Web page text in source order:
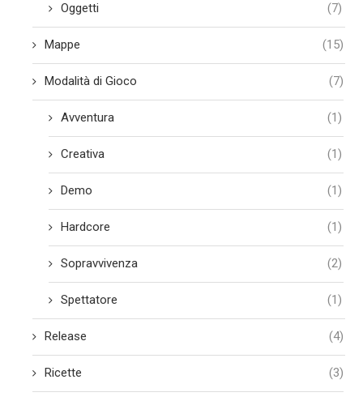
Oggetti (7)
Mappe (15)
Modalità di Gioco (7)
Avventura (1)
Creativa (1)
Demo (1)
Hardcore (1)
Sopravvivenza (2)
Spettatore (1)
Release (4)
Ricette (3)